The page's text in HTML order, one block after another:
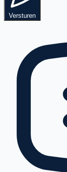
Versturen